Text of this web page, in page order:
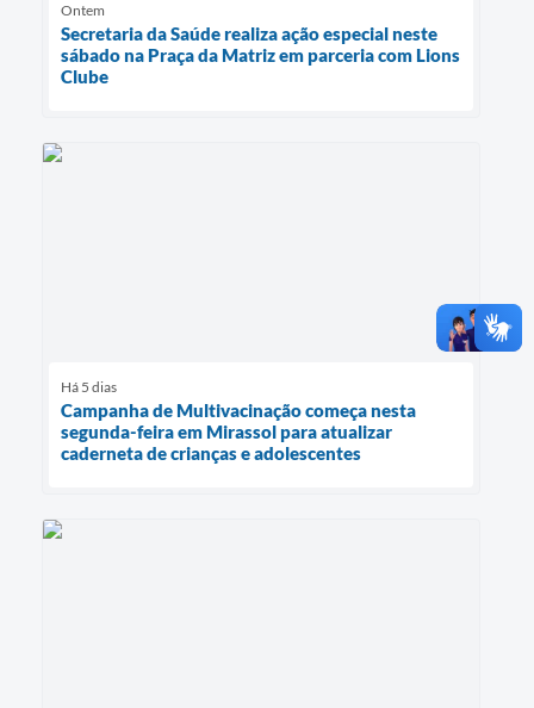
Ontem
Secretaria da Saúde realiza ação especial neste
sábado na Praça da Matriz em parceria com Lions
Clube
Há 5 dias
Campanha de Multivacinação começa nesta
segunda-feira em Mirassol para atualizar
caderneta de crianças e adolescentes